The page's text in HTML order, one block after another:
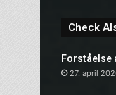
Check
Forståelse
27. april